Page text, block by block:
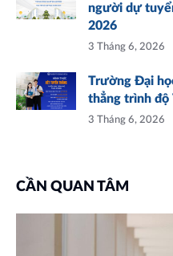
người dự
2026
3 Tháng 6, 2026
Trường Đại
thẳng trình độ
3 Tháng 6, 2026
CẦN QUAN TÂM